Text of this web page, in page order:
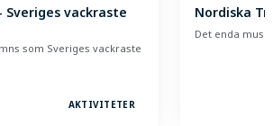
vackraste
som Sveriges vackraste
AKTIVITETER
Nordiska
Det enda